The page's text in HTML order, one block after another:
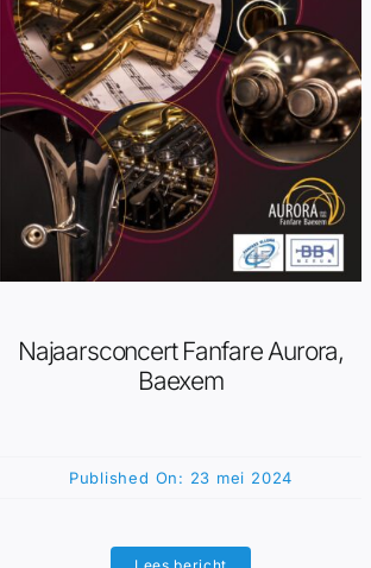
Najaarsconcert Fanfare Aurora,
Baexem
Published On: 23 mei 2024